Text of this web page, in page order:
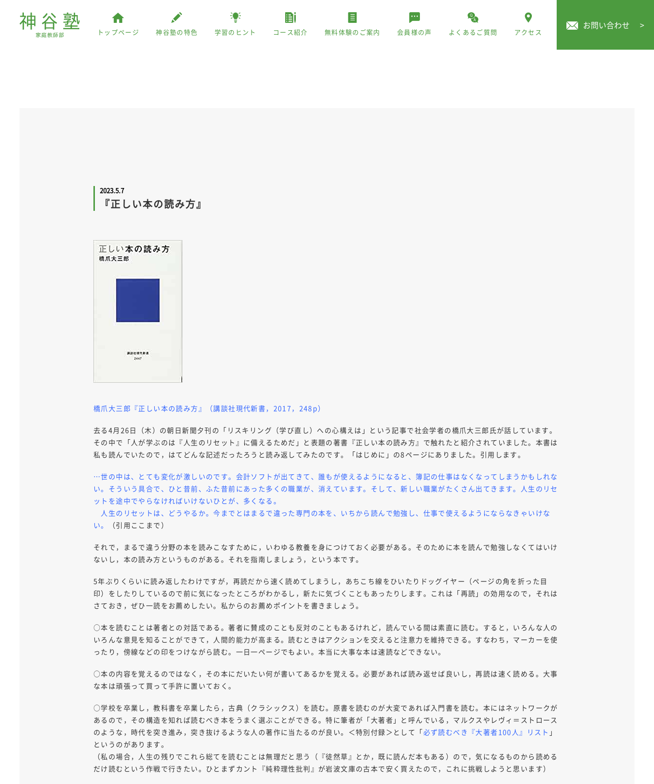
トップページ 神谷塾の特色 学習のヒント コース紹介 無料体験のご案内 会員様の声 よくあるご質問 アクセス
お問い合わせ >
2023.5.7
『正しい本の読み方』
橋爪大三郎『正しい本の読み方』（講談社現代新書，2017，248p）
去る4月26日（木）の朝日新聞夕刊の「リスキリング（学び直し）への心構えは」という記事で社会学者の橋爪大三郎氏が話しています。
その中で「人が学ぶのは『人生のリセット』に備えるためだ」と表題の著書『正しい本の読み方』で触れたと紹介されていました。本書は
私も読んでいたので，はてどんな記述だったろうと読み返してみたのです。「はじめに」の8ページにありました。引用します。
…世の中は、とても変化が激しいのです。会計ソフトが出てきて、誰もが使えるようになると、簿記の仕事はなくなってしまうかもしれな
い。そういう具合で、ひと昔前、ふた昔前にあった多くの職業が、消えています。そして、新しい職業がたくさん出てきます。人生のリセ
ットを途中でやらなければいけないひとが、多くなる。
人生のリセットは、どうやるか。今までとはまるで違った専門の本を、いちから読んで勉強し、仕事で使えるようにならなきゃいけな
い。
（引用ここまで）
それで，まるで違う分野の本を読みこなすために，いわゆる教養を身につけておく必要がある。そのために本を読んで勉強しなくてはいけ
ないし，本の読み方というものがある。それを指南しましょう，という本です。
5年ぶりくらいに読み返したわけですが，再読だから速く読めてしまうし，あちこち線をひいたりドッグイヤー（ページの角を折った目
印）をしたりしているので前に気になったところがわかるし，新たに気づくこともあったりします。これは「再読」の効用なので，それは
さておき，ぜひ一読をお薦めしたい。私からのお薦めポイントを書きましょう。
○本を読むことは著者との対話である。著者に賛成のことも反対のこともあるけれど，読んでいる間は素直に読む。すると，いろんな人の
いろんな意見を知ることができて，人間的能力が高まる。読むときはアクションを交えると注意力を維持できる。すなわち，マーカーを使
ったり，傍線などの印をつけながら読む。一日一ページでもよい。本当に大事な本は速読などできない。
○本の内容を覚えるのではなく，その本にだいたい何が書いてあるかを覚える。必要があれば読み返せば良いし，再読は速く読める。大事
な本は頑張って買って手許に置いておく。
○学校を卒業し，教科書を卒業したら，古典（クラシックス）を読む。原書を読むのが大変であれば入門書を読む。本にはネットワークが
あるので，その構造を知れば読むべき本をうまく選ぶことができる。特に筆者が「大著者」と呼んでいる，マルクスやレヴィ＝ストロース
のような，時代を突き進み，突き抜けるような人の著作に当たるのが良い。＜特別付録＞として「必ず読むべき『大著者100人』リスト 」
というのがあります。
（私の場合，人生の残りでこれら総てを読むことは無理だと思う（『徒然草』とか，既に読んだ本もある）ので，気になるものから読める
だけ読むという作戦で行きたい。ひとまずカント『純粋理性批判』が岩波文庫の古本で安く買えたので，これに挑戦しようと思います）